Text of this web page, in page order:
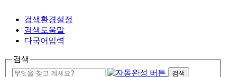
검색환경설정
검색도움말
다국어입력
검색
검색